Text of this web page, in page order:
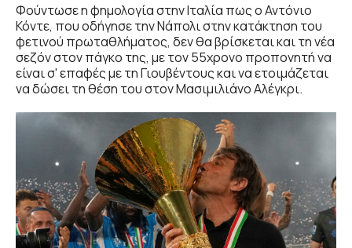
Φούντωσε η φημολογία στην Ιταλία πως ο Αντόνιο
Κόντε, που οδήγησε την Νάπολι στην κατάκτηση του
φετινού πρωταθλήματος, δεν θα βρίσκεται και τη νέα
σεζόν στον πάγκο της, με τον 55χρονο προπονητή να
είναι σ' επαφές με τη Γιουβέντους και να ετοιμάζεται
να δώσει τη θέση του στον Μασιμιλιάνο Αλέγκρι.